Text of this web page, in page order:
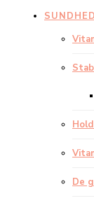
SUNDHED
De